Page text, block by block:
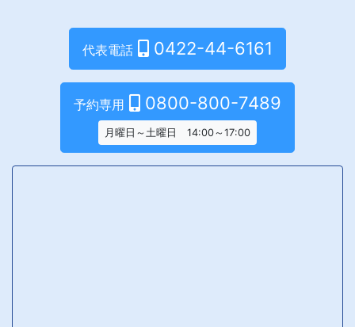
代表電話 0422-44-6161
予約専用 0800-800-7489
月曜日～土曜日 14:00～17:00